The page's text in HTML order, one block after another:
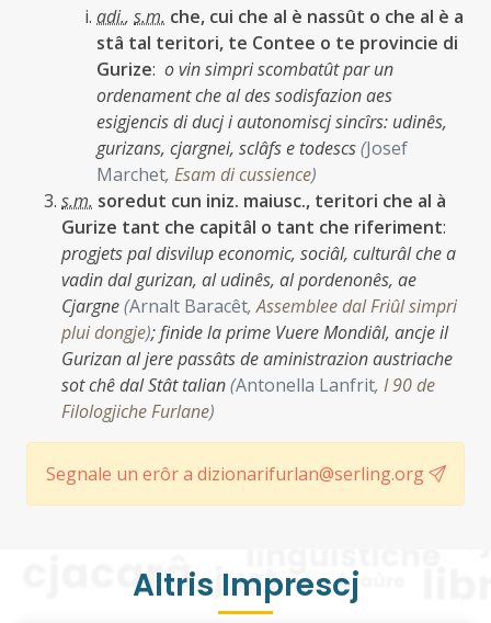
adi., s.m. che, cui che al è nassût o che al è a
stâ tal teritori, te Contee o te provincie di
Gurize: o vin simpri scombatût par un
ordenament che al des sodisfazion aes
esigjencis di ducj i autonomiscj sincîrs: udinês,
gurizans, cjargnei, sclâfs e todescs(Josef
Marchet, Esam di cussience)
s.m. soredut cun iniz. maiusc., teritori che al à
Gurize tant che capitâl o tant che riferiment:
progjets pal disvilup economic, sociâl, culturâl che a
vadin dal gurizan, al udinês, al pordenonês, ae
Cjargne(Arnalt Baracêt,Assemblee dal Friûl simpri
plui dongje);finide la prime Vuere Mondiâl, ancje il
Gurizan al jere passâts de aministrazion austriache
sot chê dal Stât talian(Antonella Lanfrit, I 90 de
Filologjiche Furlane)
Segnale un erôr a dizionarifurlan@serling.org
Altris Imprescj